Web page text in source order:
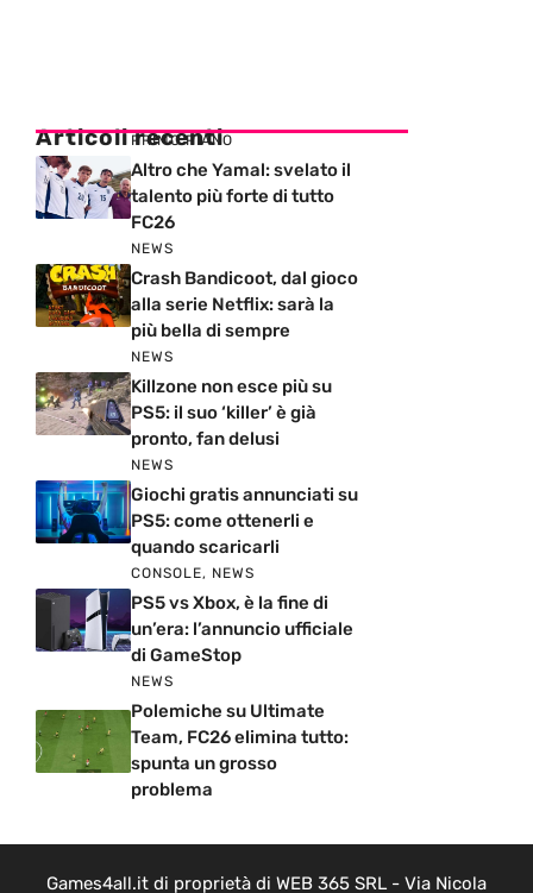
Articoli recenti
PRIMO PIANO
Altro che Yamal: svelato il
talento più forte di tutto
FC26
NEWS
Crash Bandicoot, dal gioco
alla serie Netflix: sarà la
più bella di sempre
NEWS
Killzone non esce più su
PS5: il suo ‘killer’ è già
pronto, fan delusi
NEWS
Giochi gratis annunciati su
PS5: come ottenerli e
quando scaricarli
CONSOLE, NEWS
PS5 vs Xbox, è la fine di
un’era: l’annuncio ufficiale
di GameStop
NEWS
Polemiche su Ultimate
Team, FC26 elimina tutto:
spunta un grosso
problema
Games4all.it di proprietà di WEB 365 SRL - Via Nicola